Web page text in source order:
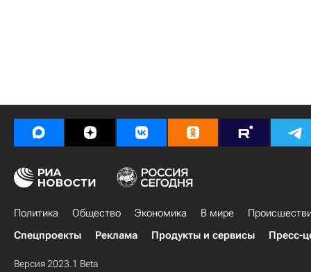
Политика Общество Экономика В мире
Спецпроекты
Реклама Продукты и сервисы Пресс-
Версия 2023.1 Beta